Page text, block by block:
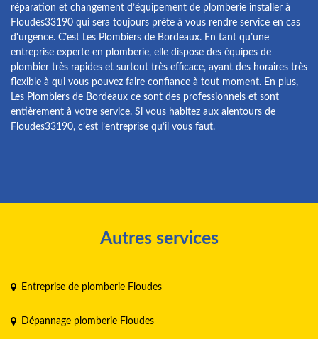
réparation et changement d’équipement de plomberie installer à
Floudes33190 qui sera toujours prête à vous rendre service en cas
d'urgence. C’est Les Plombiers de Bordeaux. En tant qu’une
entreprise experte en plomberie, elle dispose des équipes de
plombier très rapides et surtout très efficace, ayant des horaires très
flexible à qui vous pouvez faire confiance à tout moment. En plus,
Les Plombiers de Bordeaux ce sont des professionnels et sont
entièrement à votre service. Si vous habitez aux alentours de
Floudes33190, c’est l’entreprise qu’il vous faut.
Autres services
Entreprise de plomberie Floudes
Dépannage plomberie Floudes